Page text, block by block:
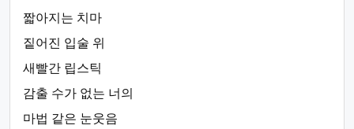
짧아지는 치마
짙어진 입술 위
새빨간 립스틱
감출 수가 없는 너의
마법 같은 눈웃음